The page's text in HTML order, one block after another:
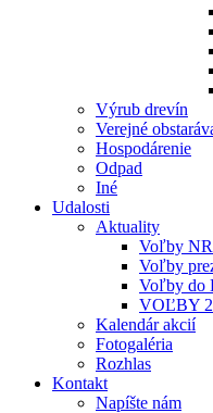
Výrub drevín
Verejné
Hospodárenie
Odpad
Iné
Udalosti
Aktuality
Voľby
Voľby
Voľby do
VOĽBY
Kalendár akcií
Fotogaléria
Rozhlas
Kontakt
Napíšte nám